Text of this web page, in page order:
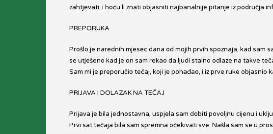
zahtjevati, i hoću li znati objasniti najbanalnije pitanje iz područja
PREPORUKA
Prošlo je narednih mjesec dana od mojih prvih spoznaja, kad sam
se utješeno kad je on sam rekao da ljudi stalno odlaze na takve
Sam mi je preporučio tečaj, koji je pohađao, i iz prve ruke objasnio
PRIJAVA I DOLAZAK NA TEČAJ
Prijava je bila jednostavna, uspjela sam dobiti povoljnu cijenu i
Prvi sat tečaja bila sam spremna očekivati sve. Našla sam se u